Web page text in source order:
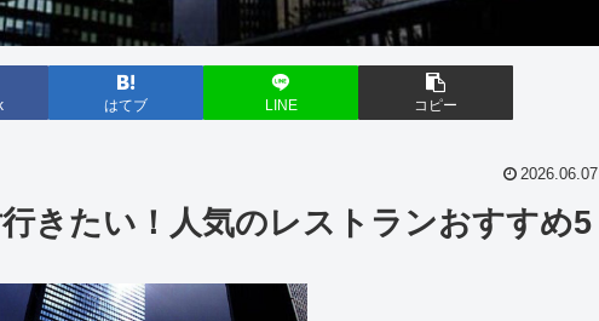
はてブ LINE コピー
2026.06.07
行きたい！人気のレストランおすすめ5